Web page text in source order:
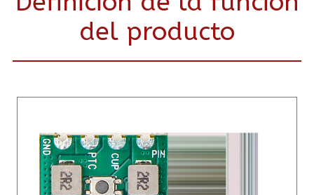
del producto